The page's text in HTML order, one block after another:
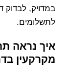
במדויק,
לתשלומים.
איך נראה
מקרקעין